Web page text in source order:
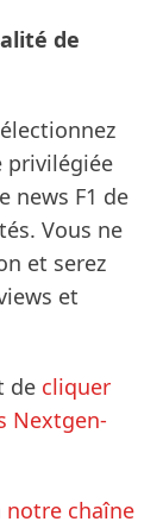
de
privilégiée
news F1 de
Vous ne
et serez
et
de cliquer
Nextgen-
notre chaîne